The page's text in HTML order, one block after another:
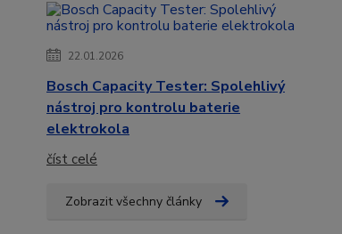
22.01.2026
Bosch Capacity Tester: Spolehlivý
nástroj pro kontrolu baterie
elektrokola
číst celé
Zobrazit všechny články